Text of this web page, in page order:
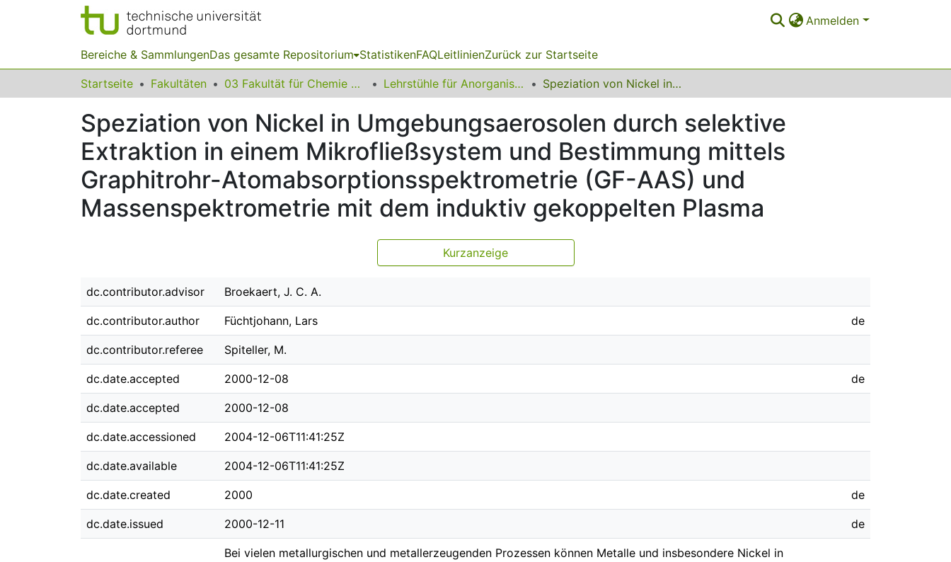
Anmelden
Bereiche & SammlungenDas gesamte Repositorium StatistikenFAQLeitlinienZurück zur Startseite
Startseite Fakultäten 03 Fakultät für Chemie und Chemische Biologie Lehrstühle für Anorganische Chemie Speziation von Nickel in Umgebungsaerosolen durch selektive Extraktion in einem Mikrofließsystem und Bestimmung mittels Graphitrohr-Atomabsorptionsspektrometrie (GF-AAS) und Massenspektrometrie mit dem induktiv gekoppelten Plasma
Speziation von Nickel in Umgebungsaerosolen durch selektive
Extraktion in einem Mikrofließsystem und Bestimmung mittels
Graphitrohr-Atomabsorptionsspektrometrie (GF-AAS) und
Massenspektrometrie mit dem induktiv gekoppelten Plasma
Kurzanzeige
dc.contributor.advisor Broekaert, J. C. A.
dc.contributor.author Füchtjohann, Lars de
dc.contributor.referee Spiteller, M.
dc.date.accepted 2000-12-08 de
dc.date.accepted 2000-12-08
dc.date.accessioned 2004-12-06T11:41:25Z
dc.date.available 2004-12-06T11:41:25Z
dc.date.created 2000 de
dc.date.issued 2000-12-11 de
Bei vielen metallurgischen und metallerzeugenden Prozessen können Metalle und insbesondere Nickel in